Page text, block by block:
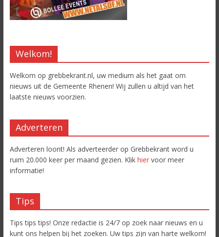
Welkom!
Welkom op grebbekrant.nl, uw medium als het gaat om
nieuws uit de Gemeente Rhenen! Wij zullen u altijd van het
laatste nieuws voorzien.
Adverteren
Adverteren loont! Als adverteerder op Grebbekrant word u
ruim 20.000 keer per maand gezien. Klik hiervoor meer
informatie!
Tips
Tips tips tips! Onze redactie is 24/7 op zoek naar nieuws en u
kunt ons helpen bij het zoeken. Uw tips zijn van harte welkom!